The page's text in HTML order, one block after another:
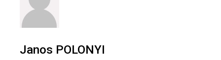
Janos POLONYI